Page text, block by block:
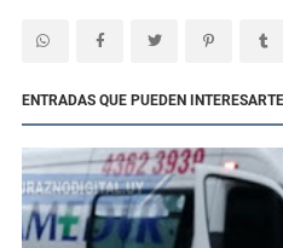
ENTRADAS QUE PUEDEN INTERESARTE